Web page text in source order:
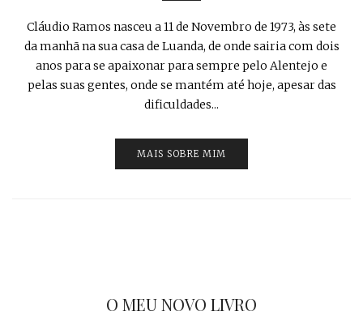
Cláudio Ramos nasceu a 11 de Novembro de 1973, às sete
da manhã na sua casa de Luanda, de onde sairia com dois
anos para se apaixonar para sempre pelo Alentejo e
pelas suas gentes, onde se mantém até hoje, apesar das
dificuldades...
MAIS SOBRE MIM
O MEU NOVO LIVRO